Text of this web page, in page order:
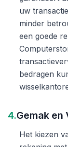
uw
minder
een goede
bedragen
4.Gemak en
Het kiezen